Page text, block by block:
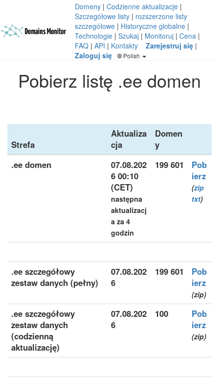
Domeny | Codzienne aktualizacje |
Szczegółowe listy | rozszerzone listy
szczegółowe | Historyczne globalne |
Technologie | Szukaj | Monitoruj | Cena |
FAQ | API | Kontakty Zarejestruj się |
Zaloguj się
Polish
Pobierz listę .ee domen
Strefa
Aktualiza
cja
Domen
y
.ee domen
07.08.202
6 00:10
(CET)
następna
aktualizacj
a za 4
godzin
199 601
Pob
ierz
(zip
txt)
.ee szczegółowy
zestaw danych (pełny)
07.08.202
6
199 601
Pob
ierz
(zip)
.ee szczegółowy
zestaw danych
(codzienną
aktualizację)
07.08.202
6
100
Pob
ierz
(zip)